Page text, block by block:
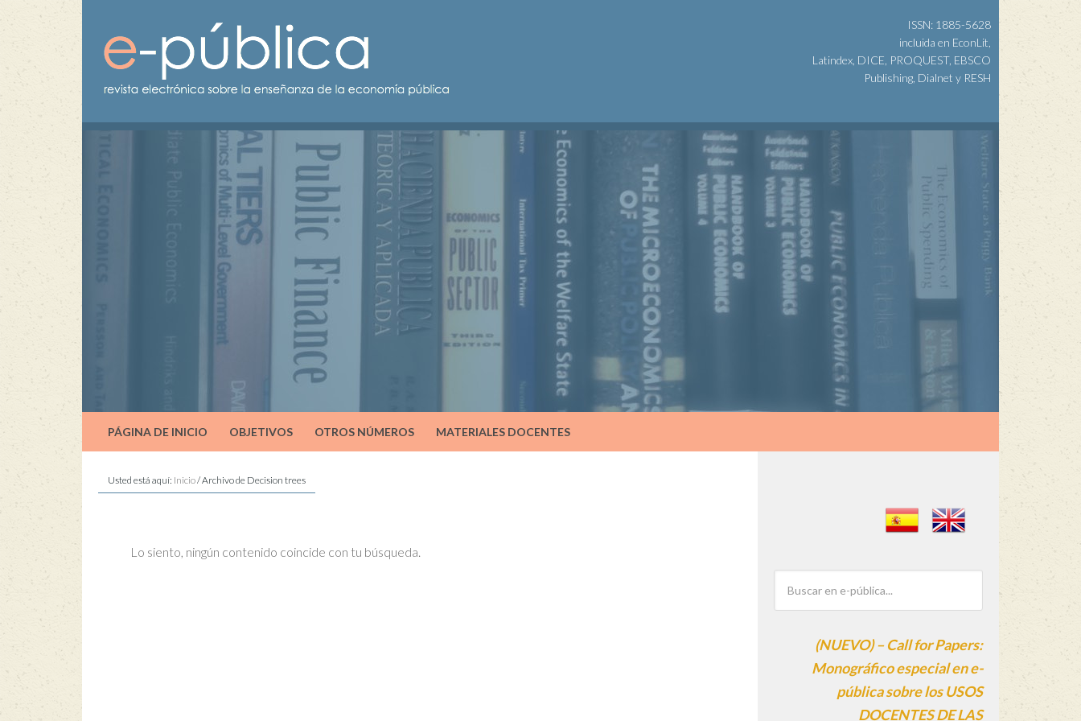
ISSN: 1885-5628
incluida en EconLit,
Latindex, DICE, PROQUEST, EBSCO
Publishing, Dialnet y RESH
PÁGINA DE INICIO OBJETIVOS OTROS NÚMEROS MATERIALES DOCENTES
Usted está aquí: Inicio/Archivo de Decision trees
Lo siento, ningún contenido coincide con tu búsqueda.
(NUEVO) – Call for Papers:
Monográfico especial en e-
pública sobre los USOS
DOCENTES DE LAS